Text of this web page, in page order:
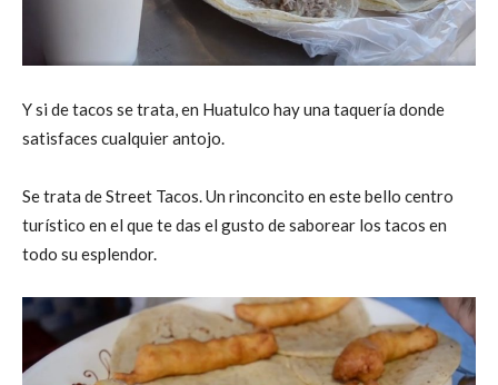
Y si de tacos se trata, en Huatulco hay una taquería donde
satisfaces cualquier antojo.
Se trata de Street Tacos. Un rinconcito en este bello centro
turístico en el que te das el gusto de saborear los tacos en
todo su esplendor.